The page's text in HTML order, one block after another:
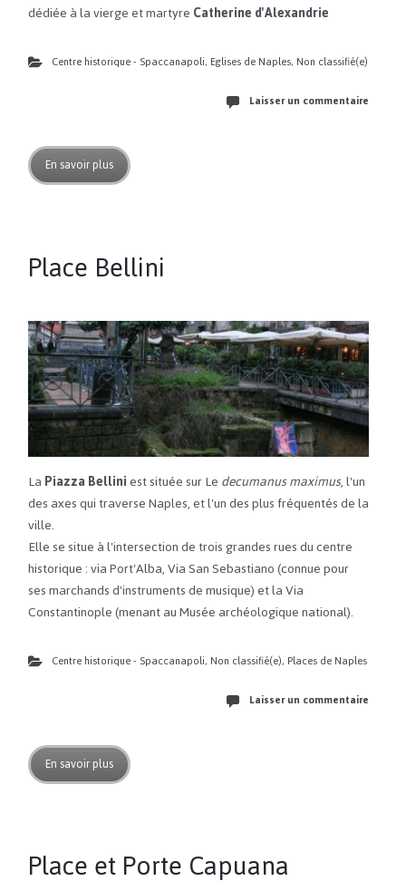
dédiée à la vierge et martyreCatherine d'Alexandrie
Centre historique - Spaccanapoli, Eglises de Naples, Non classifié(e)
Laisser un commentaire
En savoir plus
Place Bellini
LaPiazza Belliniest située sur Ledecumanus maximus, l'un
des axes qui traverse Naples, et l'un des plus fréquentés de la
ville.
Elle se situe à l'intersection de trois grandes rues du centre
historique : via Port'Alba, Via San Sebastiano (connue pour
ses marchands d'instruments de musique) et la Via
Constantinople (menant au Musée archéologique national).
Centre historique - Spaccanapoli, Non classifié(e), Places de Naples
Laisser un commentaire
En savoir plus
Place et Porte Capuana